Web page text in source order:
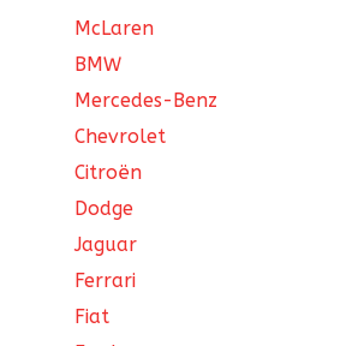
McLaren
BMW
Mercedes-Benz
Chevrolet
Citroën
Dodge
Jaguar
Ferrari
Fiat